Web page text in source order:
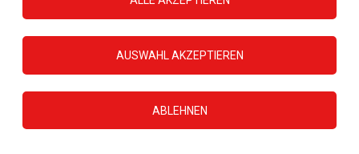
AUSWAHL AKZEPTIEREN
ABLEHNEN